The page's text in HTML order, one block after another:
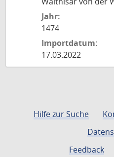
Jahr:
1474
Importdatum:
17.03.2022
Hilfe zur Suche
Feedback